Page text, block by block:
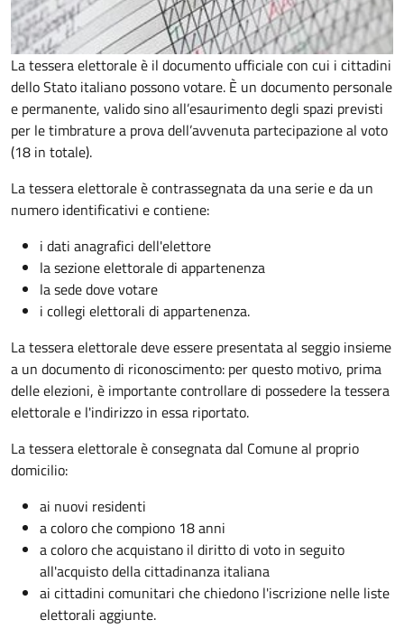
La tessera elettorale è il documento ufficiale con cui i cittadini
dello Stato italiano possono votare. È un documento personale
e permanente, valido sino all’esaurimento degli spazi previsti
per le timbrature a prova dell’avvenuta partecipazione al voto
(18 in totale).
La tessera elettorale è contrassegnata da una serie e da un
numero identificativi e contiene:
i dati anagrafici dell'elettore
la sezione elettorale di appartenenza
la sede dove votare
i collegi elettorali di appartenenza.
La tessera elettorale deve essere presentata al seggio insieme
a un documento di riconoscimento: per questo motivo, prima
delle elezioni, è importante controllare di possedere la tessera
elettorale e l'indirizzo in essa riportato.
La tessera elettorale è consegnata dal Comune al proprio
domicilio:
ai nuovi residenti
a coloro che compiono 18 anni
a coloro che acquistano il diritto di voto in seguito
all'acquisto della cittadinanza italiana
ai cittadini comunitari che chiedono l'iscrizione nelle liste
elettorali aggiunte.